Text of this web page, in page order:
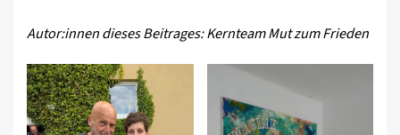
Autor:innen dieses Beitrages: Kernteam Mut zum Frieden